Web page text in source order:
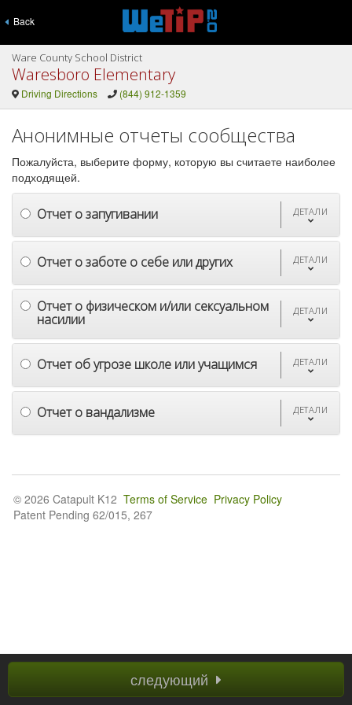
Back
Ware County School District
Waresboro Elementary
Driving Directions (844) 912-1359
Анонимные отчеты сообщества
Пожалуйста, выберите форму, которую вы считаете наиболее
подходящей.
Отчет о запугивании ДЕТАЛИ
Отчет о заботе о себе или других ДЕТАЛИ
Отчет о физическом и/или сексуальном
насилии
ДЕТАЛИ
Отчет об угрозе школе или учащимся ДЕТАЛИ
Отчет о вандализме ДЕТАЛИ
следующий
© 2026 Catapult K12 Terms of Service Privacy Policy
Patent Pending 62/015, 267